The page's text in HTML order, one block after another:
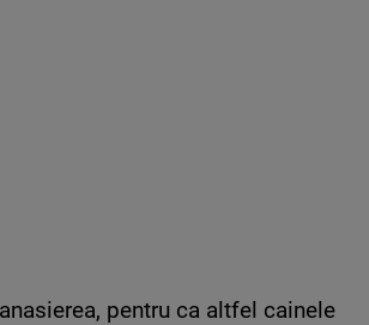
pentru ca altfel cainele